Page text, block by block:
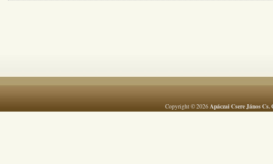
Copyright © 2026 Apáczai Csere János Cs.